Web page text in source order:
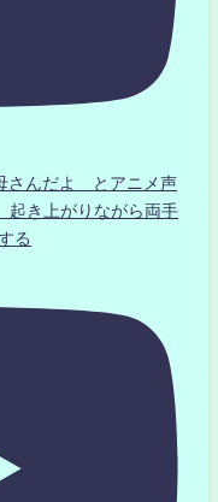
んだよ とアニメ声
き上がりながら両手
る